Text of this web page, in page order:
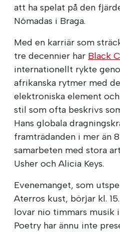
att ha spelat på den
Nómadas i Braga.
Med en karriär som
tre decennier har Black
internationellt rykte
afrikanska rytmer med
elektroniska element
stil som ofta beskrivs
Hans globala
framträdanden i mer än
samarbeten med stora
Usher och Alicia Keys.
Evenemanget, som
Aterros kust, börjar kl.
lovar nio timmars musik
Poetry har ännu inte